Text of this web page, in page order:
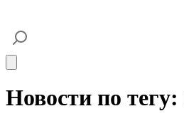
Новости по тегу: